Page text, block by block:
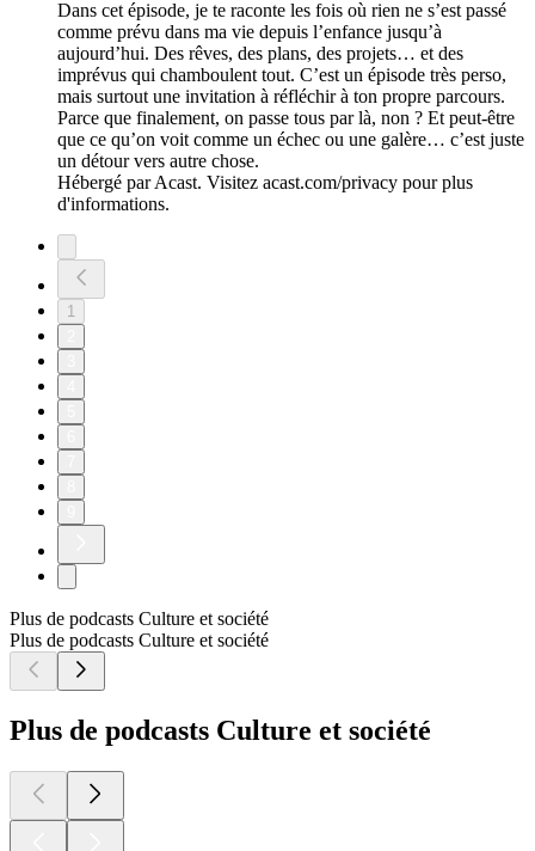
Dans cet épisode, je te raconte les fois où rien ne s’est passé
comme prévu dans ma vie depuis l’enfance jusqu’à
aujourd’hui. Des rêves, des plans, des projets… et des
imprévus qui chamboulent tout. C’est un épisode très perso,
mais surtout une invitation à réfléchir à ton propre parcours.
Parce que finalement, on passe tous par là, non ? Et peut-être
que ce qu’on voit comme un échec ou une galère… c’est juste
un détour vers autre chose.
Hébergé par Acast. Visitez acast.com/privacy pour plus
d'informations.
1
Plus de podcasts Culture et société
Plus de podcasts Culture et société
Plus de podcasts Culture et société